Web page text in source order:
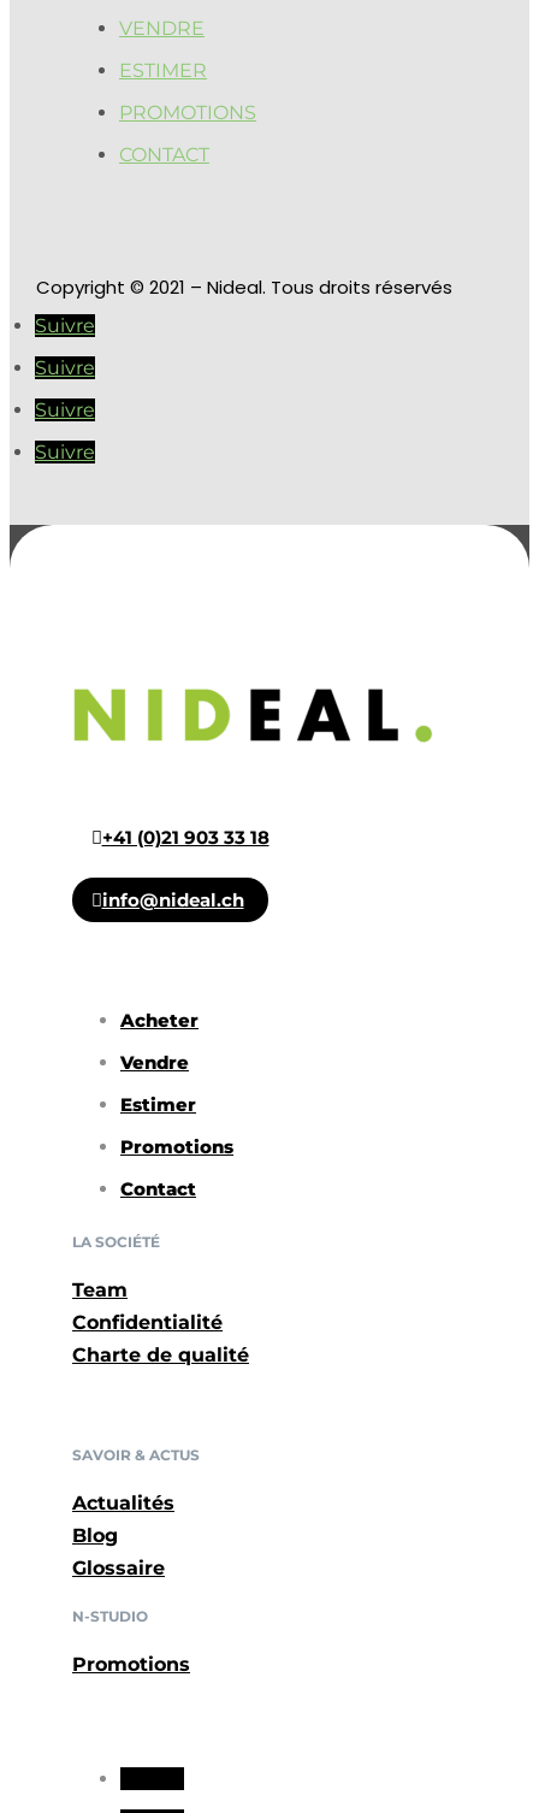
VENDRE
ESTIMER
PROMOTIONS
CONTACT
Copyright © 2021 – Nideal. Tous droits réservés
Suivre
Suivre
Suivre
Suivre
+41 (0)21 903 33 18
info@nideal.ch
Acheter
Vendre
Estimer
Promotions
Contact
LA SOCIÉTÉ
Team
Confidentialité
Charte de qualité
SAVOIR & ACTUS
Actualités
Blog
Glossaire
N-STUDIO
Promotions